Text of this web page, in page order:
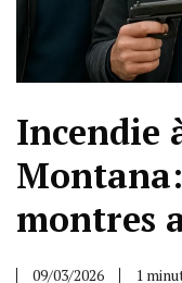
Incendie
montres
09/03/2026 1